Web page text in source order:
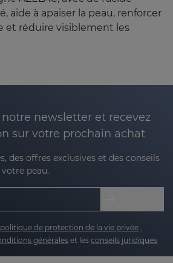
aide à apaiser la peau, renforcer
et réduire visiblement les
azélaïque et comment
ses multiples bienfaits :
les rougeurs, les brûlures et
de brûlure.
: contrôle la sécrétion sébacée
kératinisation.
doux: atténue les taches
un ton plus uniforme.
newsletter et recevez
sur votre prochain achat
des offres exclusives et des conseils
peau.
politique de protection de la vie privée
générales et les conseils juridiques